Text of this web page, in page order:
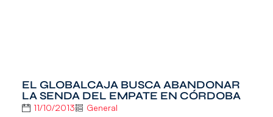
EL GLOBALCAJA BUSCA ABANDONAR
LA SENDA DEL EMPATE EN CÓRDOBA
11/10/2013 General